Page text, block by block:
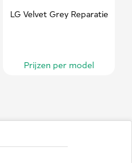
LG Velvet Grey Reparatie
Prijzen per model